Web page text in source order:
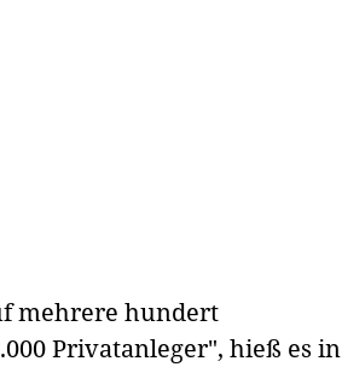
mehrere hundert
Privatanleger", hieß es in